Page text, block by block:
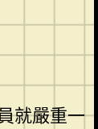
就嚴重一